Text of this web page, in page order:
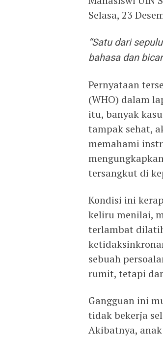
Selasa, 23
“Satu dari
bahasa dan
Pernyataan
(WHO) dalam
itu, banyak
tampak sehat,
memahami
tersangkut di
Kondisi ini
keliru menilai,
terlambat
sebuah
rumit, tetapi
Gangguan ini
tidak bekerja
Akibatnya,